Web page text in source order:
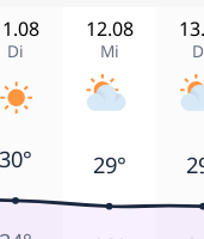
Di Mi
12.08
30° 29°